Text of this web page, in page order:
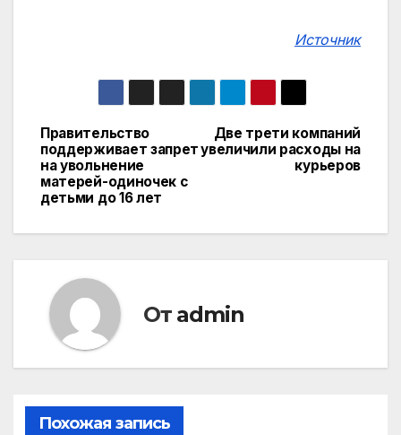
Источник
Навигация
по
записям
Две трети компаний
увеличили расходы на
курьеров
Правительство
поддерживает запрет
на увольнение
матерей-одиночек с
детьми до 16 лет
От admin
Похожая запись